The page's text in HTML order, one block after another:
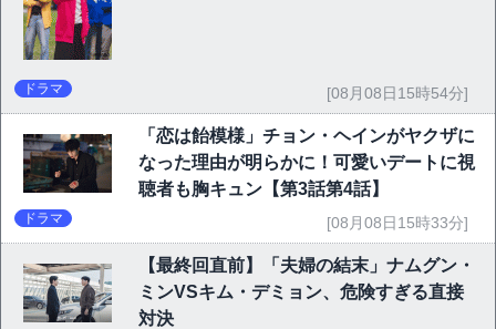
ドラマ [08月08日15時54分]
「恋は飴模様」チョン・ヘインがヤクザに
なった理由が明らかに！可愛いデートに視
聴者も胸キュン【第3話第4話】
ドラマ [08月08日15時33分]
【最終回直前】「夫婦の結末」ナムグン・
ミンVSキム・デミョン、危険すぎる直接
対決